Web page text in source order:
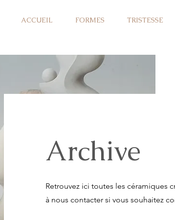
ACCUEIL FORMES TRISTESSE
Archive
Retrouvez ici toutes les céramiques
à nous contacter si vous souhaitez